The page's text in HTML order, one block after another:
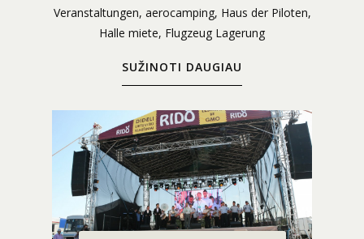
​Veranstaltungen, aerocamping, Haus der Piloten,
Halle miete, Flugzeug Lagerung
SUŽINOTI DAUGIAU